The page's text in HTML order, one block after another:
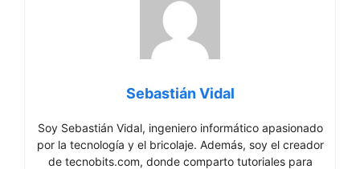
Sebastián Vidal
Soy Sebastián Vidal, ingeniero informático apasionado
por la tecnología y el bricolaje. Además, soy el creador
de tecnobits.com, donde comparto tutoriales para